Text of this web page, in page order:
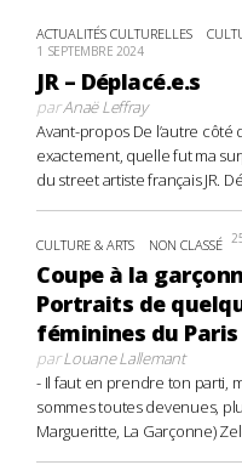
ACTUALITÉS CULTURELLES
1 SEPTEMBRE 2024
JR – Déplacé.e.s
parAnaë Leffray
Avant-propos De l’autre côté
exactement, quelle fut ma
du street artiste français JR.
CULTURE & ARTS NON CLASSÉ
Coupe à la
Portraits de
féminines du Paris
parLouane Lallemant
- Il faut en prendre ton parti,
sommes toutes devenues,
Margueritte, La Garçonne)